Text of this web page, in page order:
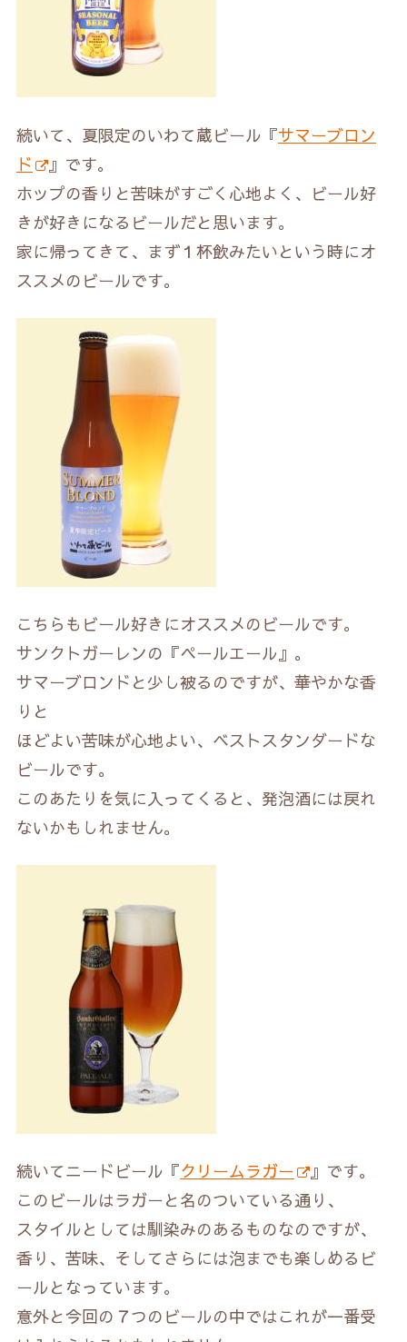
続いて、夏限定のいわて蔵ビール『サマーブロン
ド
』です。
ホップの香りと苦味がすごく心地よく、ビール好
きが好きになるビールだと思います。
家に帰ってきて、まず１杯飲みたいという時にオ
ススメのビールです。
こちらもビール好きにオススメのビールです。
サンクトガーレンの『ペールエール』。
サマーブロンドと少し被るのですが、華やかな香
りと
ほどよい苦味が心地よい、ベストスタンダードな
ビールです。
このあたりを気に入ってくると、発泡酒には戻れ
ないかもしれません。
続いてニードビール『クリームラガー
』です。
このビールはラガーと名のついている通り、
スタイルとしては馴染みのあるものなのですが、
香り、苦味、そしてさらには泡までも楽しめるビ
ールとなっています。
意外と今回の７つのビールの中ではこれが一番受